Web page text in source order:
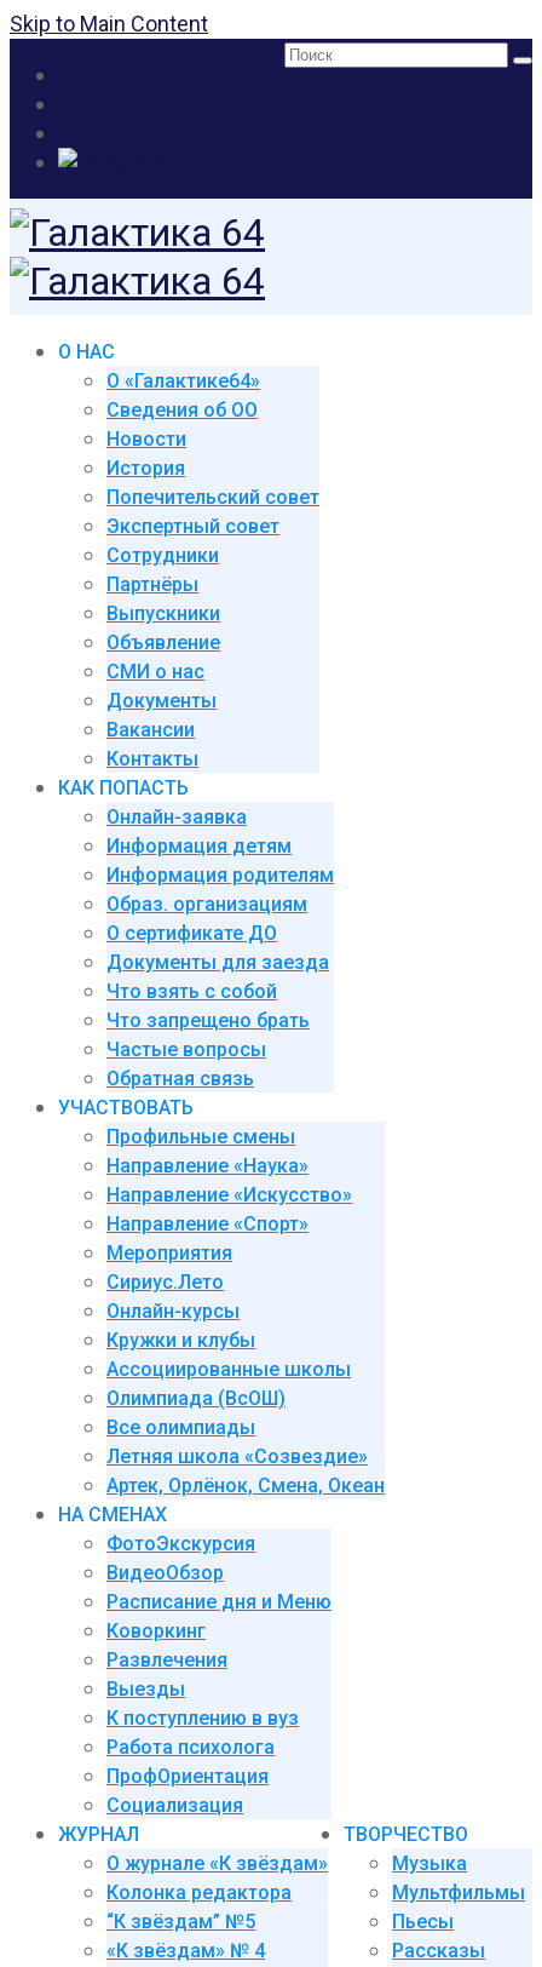
Skip to Main Content
Поиск:
О НАС
О «Галактике64»
Сведения об ОО
Новости
История
Попечительский совет
Экспертный совет
Сотрудники
Партнёры
Выпускники
Объявление
СМИ о нас
Документы
Вакансии
Контакты
КАК ПОПАСТЬ
Онлайн-заявка
Информация детям
Информация родителям
Образ. организациям
О сертификате ДО
Документы для заезда
Что взять с собой
Что запрещено брать
Частые вопросы
Обратная связь
УЧАСТВОВАТЬ
Профильные смены
Направление «Наука»
Направление «Искусство»
Направление «Спорт»
Мероприятия
Сириус.Лето
Онлайн-курсы
Кружки и клубы
Ассоциированные школы
Олимпиада (ВсОШ)
Все олимпиады
Летняя школа «Созвездие»
Артек, Орлёнок, Смена, Океан
НА СМЕНАХ
ФотоЭкскурсия
ВидеоОбзор
Расписание дня и Меню
Коворкинг
Развлечения
Выезды
К поступлению в вуз
Работа психолога
ПрофОриентация
Социализация
ЖУРНАЛ
О журнале «К звёздам»
Колонка редактора
“К звёздам” №5
«К звёздам» № 4
ТВОРЧЕСТВО
Музыка
Мультфильмы
Пьесы
Рассказы